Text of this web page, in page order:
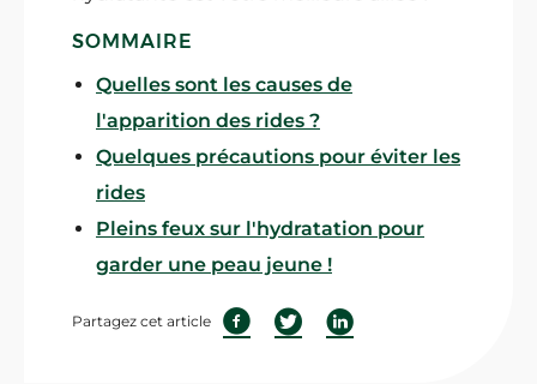
SOMMAIRE
Quelles sont les causes de
l'apparition des rides ?
Quelques précautions pour éviter les
rides
Pleins feux sur l'hydratation pour
garder une peau jeune !
Partagez cet article